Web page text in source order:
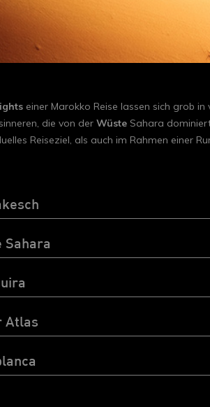
einer Marokko Reise lassen sich grob
die von der Wüste Sahara
Reiseziel, als auch im Rahmen einer
Sahara
Atlas